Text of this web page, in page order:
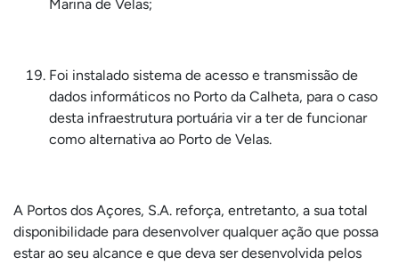
Marina de Velas;
Foi instalado sistema de acesso e transmissão de
dados informáticos no Porto da Calheta, para o caso
desta infraestrutura portuária vir a ter de funcionar
como alternativa ao Porto de Velas.
A Portos dos Açores, S.A. reforça, entretanto, a sua total
disponibilidade para desenvolver qualquer ação que possa
estar ao seu alcance e que deva ser desenvolvida pelos